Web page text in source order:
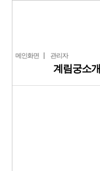
메인화면 관리자
계림궁소개